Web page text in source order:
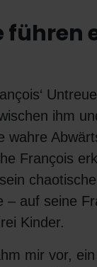
ihm
wahre
François
– auf seine
Kinder.
mir vor,